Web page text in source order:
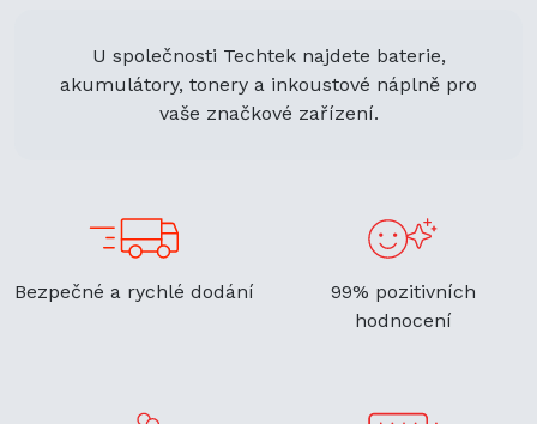
U společnosti Techtek najdete baterie,
akumulátory, tonery a inkoustové náplně pro
vaše značkové zařízení.
Bezpečné a rychlé dodání
99% pozitivních
hodnocení